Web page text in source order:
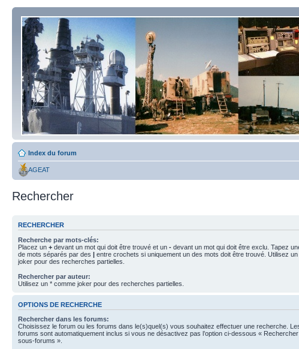
Index du forum
AGEAT
Rechercher
RECHERCHER
Recherche par mots-clés:
Placez un + devant un mot qui doit être trouvé et un - devant un mot qui doit être exclu. Tapez
de mots séparés par des | entre crochets si uniquement un des mots doit être trouvé. Utilisez
joker pour des recherches partielles.
Rechercher par auteur:
Utilisez un * comme joker pour des recherches partielles.
OPTIONS DE RECHERCHE
Rechercher dans les forums:
Choisissez le forum ou les forums dans le(s)quel(s) vous souhaitez effectuer une recherche.
forums sont automatiquement inclus si vous ne désactivez pas l’option ci-dessous «
sous-forums ».